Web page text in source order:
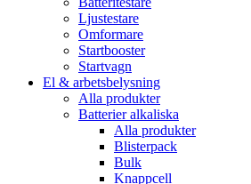
Ljustestare
Omformare
Startbooster
Startvagn
El & arbetsbelysning
Alla produkter
Batterier alkaliska
Alla produkter
Blisterpack
Bulk
Knappcell